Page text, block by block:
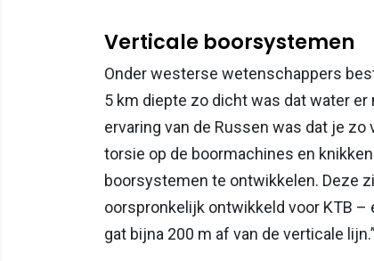
Verticale boorsystemen
Onder westerse wetenschappers
5 km diepte zo dicht was dat water
ervaring van de Russen was dat je
torsie op de boormachines en
boorsystemen te ontwikkelen. Deze
oorspronkelijk ontwikkeld voor KTB –
gat bijna 200 m af van de verticale lijn.”